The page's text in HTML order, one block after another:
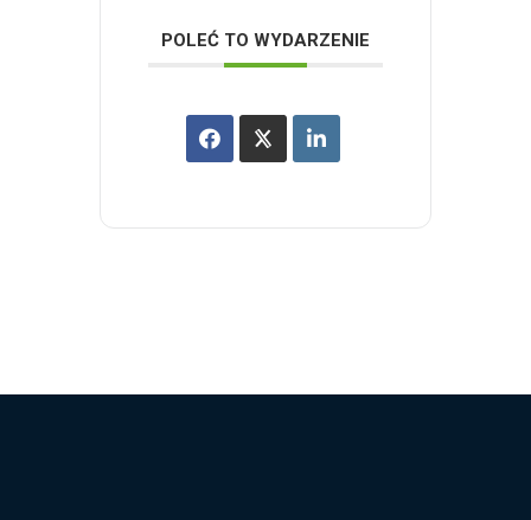
POLEĆ TO WYDARZENIE